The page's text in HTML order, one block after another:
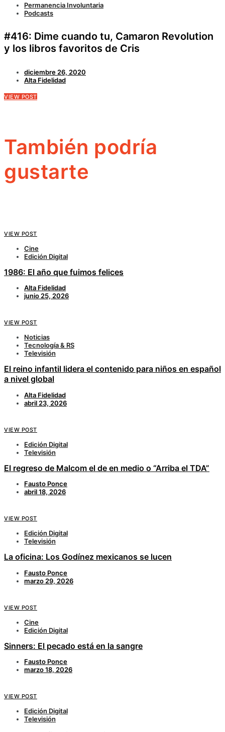
Permanencia Involuntaria
Podcasts
#416: Dime cuando tu, Camaron Revolution
y los libros favoritos de Cris
diciembre 26, 2020
Alta Fidelidad
VIEW POST
También podría
gustarte
VIEW POST
Cine
Edición Digital
1986: El año que fuimos felices
Alta Fidelidad
junio 25, 2026
VIEW POST
Noticias
Tecnología & RS
Televisión
El reino infantil lidera el contenido para niños en español
a nivel global
Alta Fidelidad
abril 23, 2026
VIEW POST
Edición Digital
Televisión
El regreso de Malcom el de en medio o “Arriba el TDA”
Fausto Ponce
abril 18, 2026
VIEW POST
Edición Digital
Televisión
La oficina: Los Godínez mexicanos se lucen
Fausto Ponce
marzo 29, 2026
VIEW POST
Cine
Edición Digital
Sinners: El pecado está en la sangre
Fausto Ponce
marzo 18, 2026
VIEW POST
Edición Digital
Televisión